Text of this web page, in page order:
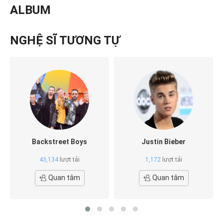
ALBUM
NGHỆ SĨ TƯƠNG TỰ
Backstreet Boys
43,134 lượt tải
Quan tâm
Justin Bieber
1,172 lượt tải
Quan tâm